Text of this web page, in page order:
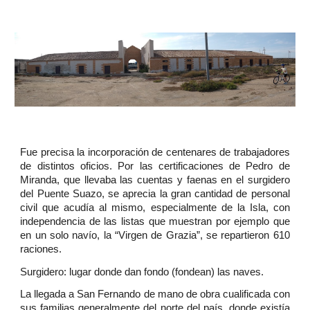
Fue precisa la incorporación de centenares de trabajadores
de distintos oficios. Por las certificaciones de Pedro de
Miranda, que llevaba las cuentas y faenas en el surgidero
del Puente Suazo, se aprecia la gran cantidad de personal
civil que acudía al mismo, especialmente de la Isla, con
independencia de las listas que muestran por ejemplo que
en un solo navío, la “Virgen de Grazia”, se repartieron 610
raciones.
Surgidero: lugar donde dan fondo (fondean) las naves.
La llegada a San Fernando de mano de obra cualificada con